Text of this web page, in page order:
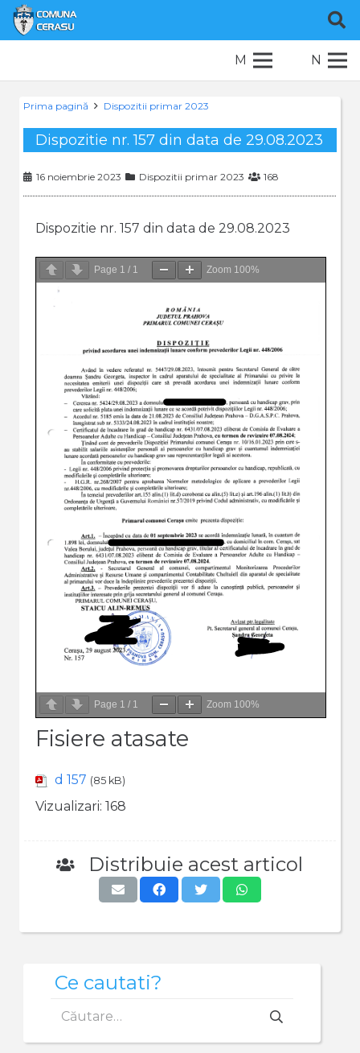
M N
Prima pagină Dispozitii primar 2023
Dispozitie nr. 157 din data de 29.08.2023
16 noiembrie 2023 Dispozitii primar 2023 168
Dispozitie nr. 157 din data de 29.08.2023
Page 1 / 1 Zoom 100%
Page 1 / 1 Zoom 100%
Fisiere atasate
d 157 (85 kB)
Vizualizari: 168
Distribuie acest articol
Ce cautati?
după: